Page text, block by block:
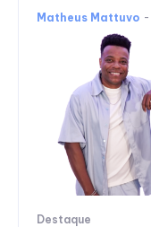
Matheus Mattuvo -
Destaque